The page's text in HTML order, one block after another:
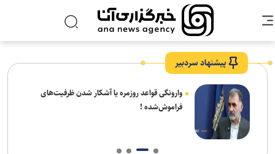
پیشنهاد سردبیر
وارونگی قواعد روزمره یا آشکار شدن ظرفیت‌های
فراموش‌شده !